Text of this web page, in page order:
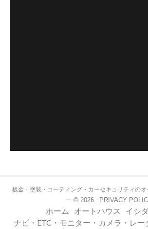
板金・塗装・コーティング・カーセキュリティの
ー © 2026. PRIVACY
ホーム オートハウス
イシ
ナビ・ETC・モニター・カメラ・レー